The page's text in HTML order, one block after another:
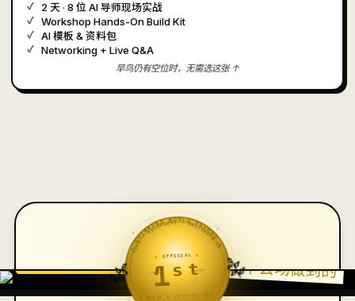
2 天 · 8 位 AI 导师现场实战
Workshop Hands-On Build Kit
AI 模板 & 资料包
Networking + Live Q&A
早鸟仍有空位时，无需选这张 ↑
★ 2025 · 吉尼斯颁奖典礼 ↳ 就是这个会场做到的
🌿 🌿
★ GUINNESS WORLD RECORD ★
AI MARKETING · CERTIFIED · 2025
★ OFFICIAL ★
1ˢᵗ
REEVE & JACKSON YEW
✦
✦